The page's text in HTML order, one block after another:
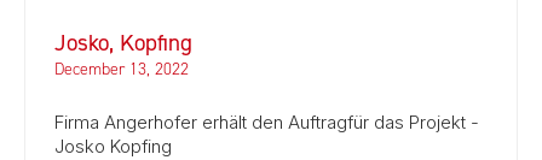
Josko, Kopfing
December 13, 2022
Firma Angerhofer erhält den Auftragfür das Projekt -
Josko Kopfing